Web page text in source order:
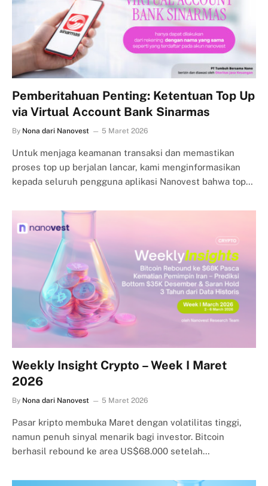
Pemberitahuan Penting: Ketentuan Top Up
via Virtual Account Bank Sinarmas
By Nona dari Nanovest 5 Maret 2026
Untuk menjaga keamanan transaksi dan memastikan
proses top up berjalan lancar, kami menginformasikan
kepada seluruh pengguna aplikasi Nanovest bahwa top…
Weekly Insight Crypto – Week I Maret
2026
By Nona dari Nanovest 5 Maret 2026
Pasar kripto membuka Maret dengan volatilitas tinggi,
namun penuh sinyal menarik bagi investor. Bitcoin
berhasil rebound ke area US$68.000 setelah…